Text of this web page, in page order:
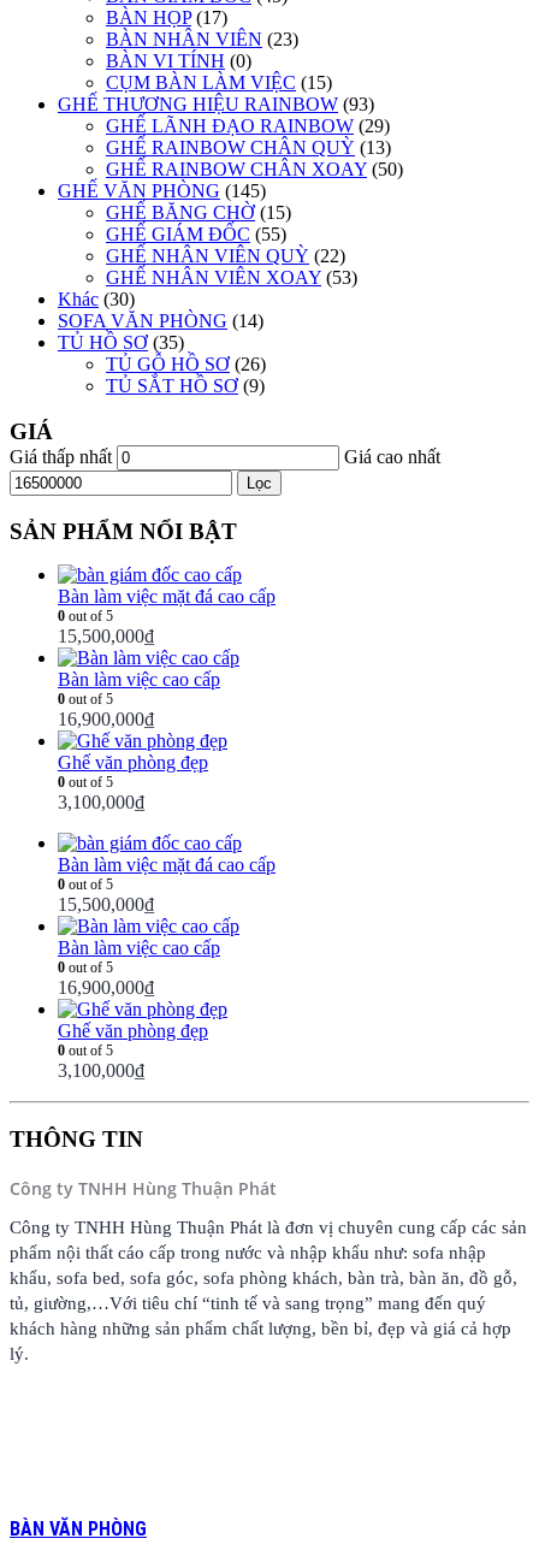
BÀN HỌP (17)
BÀN NHÂN VIÊN (23)
BÀN VI TÍNH (0)
CỤM BÀN LÀM VIỆC (15)
GHẾ THƯƠNG HIỆU RAINBOW (93)
GHẾ LÃNH ĐẠO RAINBOW (29)
GHẾ RAINBOW CHÂN QUỲ (13)
GHẾ RAINBOW CHÂN XOAY (50)
GHẾ VĂN PHÒNG (145)
GHẾ BĂNG CHỜ (15)
GHẾ GIÁM ĐỐC (55)
GHẾ NHÂN VIÊN QUỲ (22)
GHẾ NHÂN VIÊN XOAY (53)
Khác (30)
SOFA VĂN PHÒNG (14)
TỦ HỒ SƠ (35)
TỦ GỖ HỒ SƠ (26)
TỦ SẮT HỒ SƠ (9)
GIÁ
Giá thấp nhất Giá cao nhất
Lọc
SẢN PHẨM NỔI BẬT
Bàn làm việc mặt đá cao cấp
0 out of 5
15,500,000₫
Bàn làm việc cao cấp
0 out of 5
16,900,000₫
Ghế văn phòng đẹp
0 out of 5
3,100,000₫
Bàn làm việc mặt đá cao cấp
0 out of 5
15,500,000₫
Bàn làm việc cao cấp
0 out of 5
16,900,000₫
Ghế văn phòng đẹp
0 out of 5
3,100,000₫
THÔNG TIN
Công ty TNHH Hùng Thuận Phát
Công ty TNHH Hùng Thuận Phát là đơn vị chuyên cung cấp các sản
phẩm nội thất cáo cấp trong nước và nhập khẩu như: sofa nhập
khẩu, sofa bed, sofa góc, sofa phòng khách, bàn trà, bàn ăn, đồ gỗ,
tủ, giường,…Với tiêu chí “tinh tế và sang trọng” mang đến quý
khách hàng những sản phẩm chất lượng, bền bỉ, đẹp và giá cả hợp
lý.
BÀN VĂN PHÒNG